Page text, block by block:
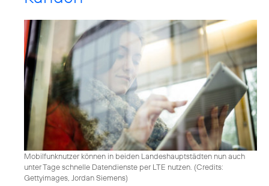
Mobilfunknutzer können in beiden Landeshauptstädten nun auch
unter Tage schnelle Datendienste per LTE nutzen. (Credits:
Gettyimages, Jordan Siemens)